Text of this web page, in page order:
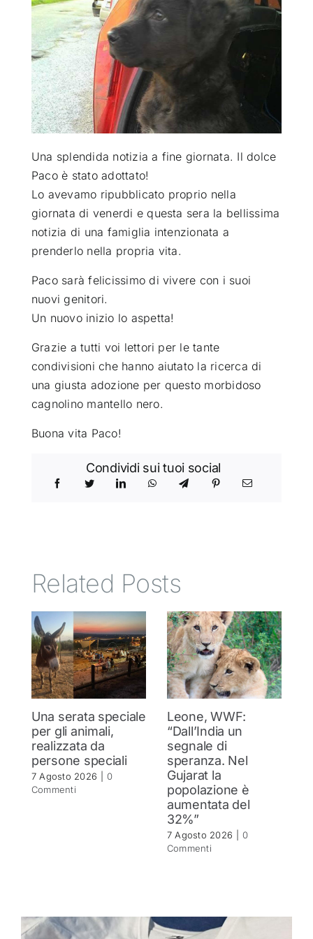
ATTUALITÀ
VIDEO
CHI SIAMO
RUBRICHE
SEMPRE CON ME
Una splendida notizia a fine giornata. Il dolce
Paco è stato adottato!
Lo avevamo ripubblicato proprio nella
giornata di venerdi e questa sera la bellissima
notizia di una famiglia intenzionata a
prenderlo nella propria vita.
Paco sarà felicissimo di vivere con i suoi
nuovi genitori.
Un nuovo inizio lo aspetta!
Grazie a tutti voi lettori per le tante
condivisioni che hanno aiutato la ricerca di
una giusta adozione per questo morbidoso
cagnolino mantello nero.
Buona vita Paco!
Condividi sui tuoi social
Related Posts
Una serata speciale
per gli animali,
realizzata da
persone speciali
7 Agosto 2026
0
Commenti
Leone, WWF:
“Dall’India un
segnale di
speranza. Nel
Gujarat la
popolazione è
aumentata del
32%”
7 Agosto 2026
0
Commenti